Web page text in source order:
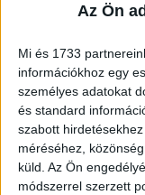
Az Ön
Mi és 1733
információkhoz egy
személyes adatokat
és standard
szabott
méréséhez,
küld. Az Ön
módszerrel szerzett
hazai szálláshely-
hónapjában, ami